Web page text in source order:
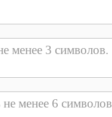
менее 3 символов.
менее 6